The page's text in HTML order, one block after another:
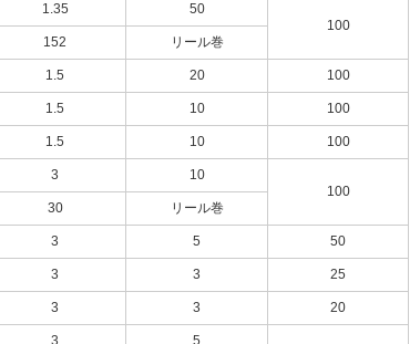
1.35
50
100
152 リール巻
1.5 20 100
1.5 10 100
1.5 10 100
3
10
100
30 リール巻
3 5 50
3 3 25
3 3 20